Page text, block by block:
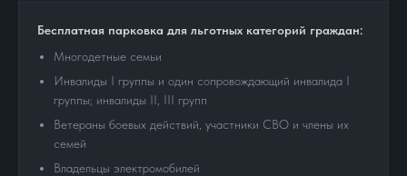
Бесплатная парковка для льготных категорий граждан:
Многодетные семьи
Инвалиды I группы и один сопровождающий инвалида I
группы; инвалиды II, III групп
Ветераны боевых действий, участники СВО и члены их
семей
Владельцы электромобилей